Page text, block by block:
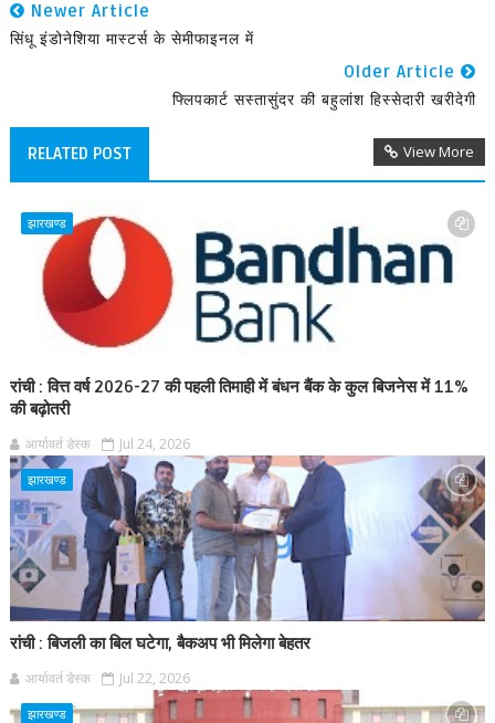
Newer Article
सिंधू इंडोनेशिया मास्टर्स के सेमीफाइनल में
Older Article
फ्लिपकार्ट सस्तासुंदर की बहुलांश हिस्सेदारी खरीदेगी
RELATED POST View More
झारखण्ड
रांची : वित्त वर्ष 2026-27 की पहली तिमाही में बंधन बैंक के कुल बिजनेस में 11%
की बढ़ोतरी
आर्यावर्त डेस्क Jul 24, 2026
झारखण्ड
रांची : बिजली का बिल घटेगा, बैकअप भी मिलेगा बेहतर
आर्यावर्त डेस्क Jul 22, 2026
झारखण्ड